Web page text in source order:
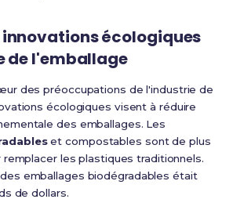
écologiques
de l'emballage
des préoccupations de l'industrie de
écologiques visent à réduire
des emballages. Les
et compostables sont de plus
les plastiques traditionnels.
emballages biodégradables était
de dollars.